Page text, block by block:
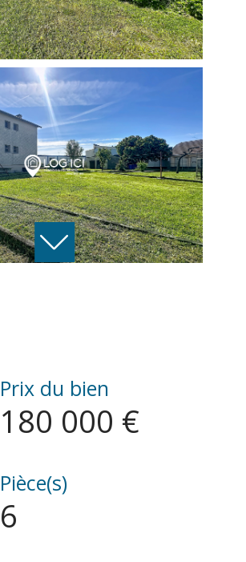
Prix du bien
180 000 €
Pièce(s)
6